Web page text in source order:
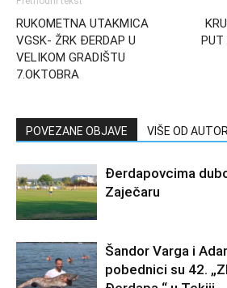
RUKOMETNA UTAKMICA
VGSK- ŽRK ĐERDAP U
VELIKOM GRADIŠTU
7.OKTOBRA
PUT
POVEZANE OBJAVE VIŠE OD
Đerdapovcima
Zaječaru
Šandor Varga i
pobednici su 42.